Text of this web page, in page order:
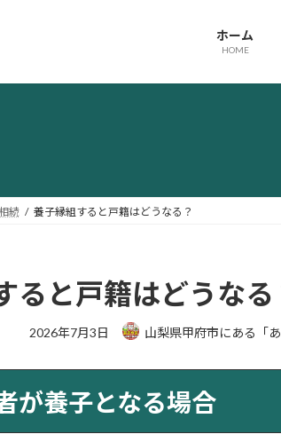
ホーム
HOME
相続 養子縁組すると戸籍はどうなる？
ると戸籍はどうなる
最
日
時
:
2026年7月3日 山梨県甲府市にある「
が養子となる場合